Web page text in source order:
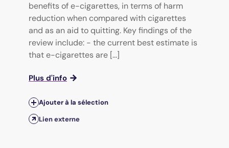
benefits of e-cigarettes, in terms of harm
reduction when compared with cigarettes
and as an aid to quitting. Key findings of the
review include: - the current best estimate is
that e-cigarettes are [...]
Plus d'info
Ajouter à la sélection
Lien externe